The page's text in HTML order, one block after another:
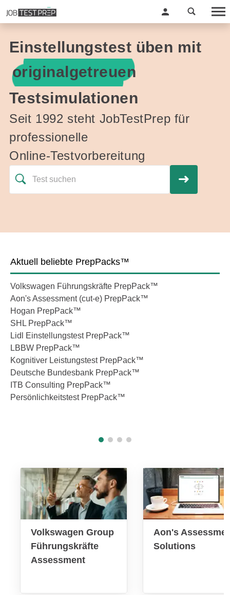
Einstellungstest üben mit
originalgetreuen
Testsimulationen
Seit 1992 steht JobTestPrep für
professionelle
Online-Testvorbereitung
Aktuell beliebte PrepPacks™
Volkswagen Führungskräfte PrepPack™
Aon's Assessment (cut-e) PrepPack™
Hogan PrepPack™
SHL PrepPack™
Lidl Einstellungstest PrepPack™
LBBW PrepPack™
Kognitiver Leistungstest PrepPack™
Deutsche Bundesbank PrepPack™
ITB Consulting PrepPack™
Persönlichkeitstest PrepPack™
Volkswagen Group
Führungskräfte
Assessment
Aon's
Solutions